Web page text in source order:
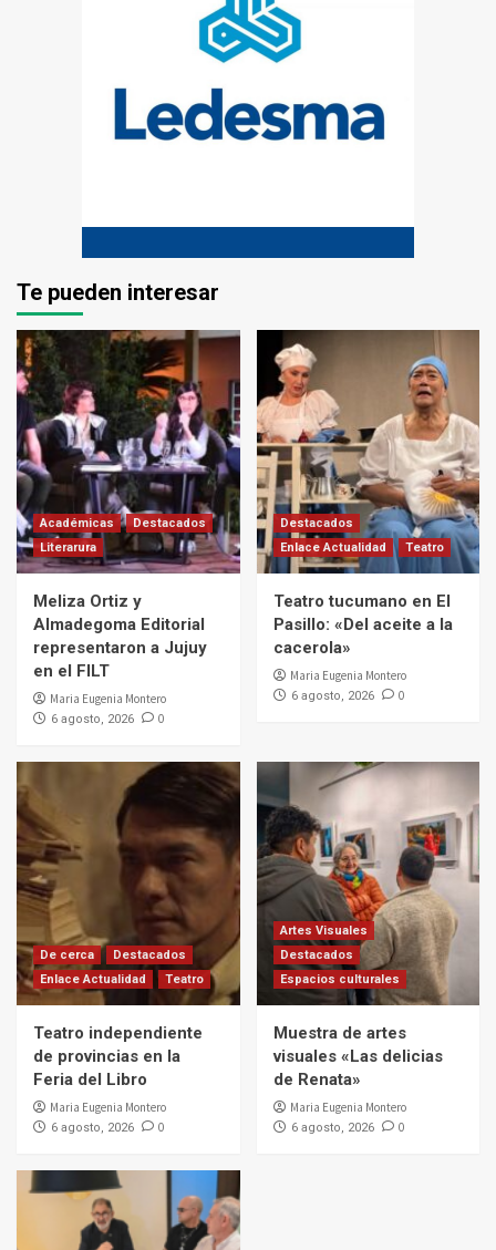
Te pueden interesar
Académicas
Destacados
Literarura
Meliza Ortiz y
Almadegoma Editorial
representaron a Jujuy
en el FILT
Maria Eugenia Montero
6 agosto, 2026 0
Destacados
Enlace Actualidad
Teatro
Teatro tucumano en El
Pasillo: «Del aceite a la
cacerola»
Maria Eugenia Montero
6 agosto, 2026 0
De cerca
Destacados
Enlace Actualidad
Teatro
Teatro independiente
de provincias en la
Feria del Libro
Maria Eugenia Montero
6 agosto, 2026 0
Artes Visuales
Destacados
Espacios culturales
Muestra de artes
visuales «Las delicias
de Renata»
Maria Eugenia Montero
6 agosto, 2026 0